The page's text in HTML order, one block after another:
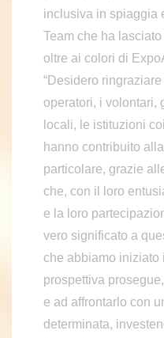
inclusiva in spiaggia
Team che ha
oltre ai colori di
“Desidero
operatori, i volontari,
locali, le istituzioni
hanno contribuito
particolare, grazie
che, con il loro
e la loro
vero significato a
che abbiamo iniziato
prospettiva
e ad affrontarlo con
determinata,